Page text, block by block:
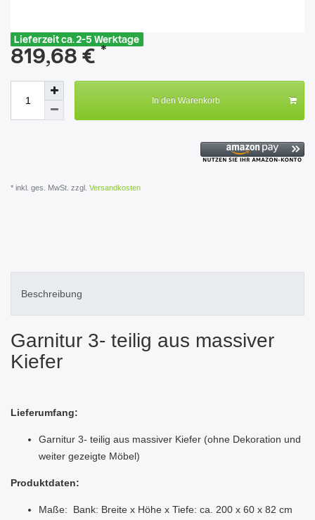
Lieferzeit ca. 2-5 Werktage
819,68 € *
In den Warenkorb
* inkl. ges. MwSt. zzgl. Versandkosten
Beschreibung
Garnitur 3- teilig aus massiver
Kiefer
Lieferumfang:
Garnitur 3- teilig aus massiver Kiefer (ohne Dekoration und
weiter gezeigte Möbel)
Produktdaten:
Maße: Bank: Breite x Höhe x Tiefe: ca. 200 x 60 x 82 cm